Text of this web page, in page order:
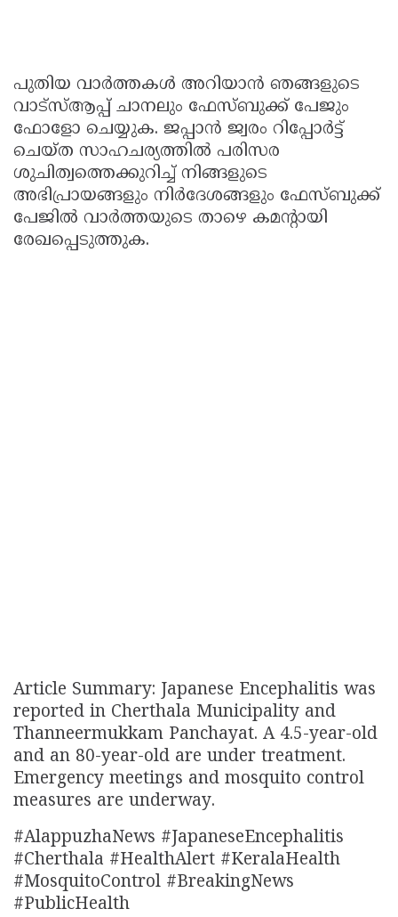
പുതിയ വാർത്തകൾ അറിയാൻ ഞങ്ങളുടെ
വാട്സ്ആപ്പ് ചാനലും ഫേസ്ബുക്ക് പേജും
ഫോളോ ചെയ്യുക. ജപ്പാൻ ജ്വരം റിപ്പോർട്ട്
ചെയ്ത സാഹചര്യത്തിൽ പരിസര
ശുചിത്വത്തെക്കുറിച്ച് നിങ്ങളുടെ
അഭിപ്രായങ്ങളും നിർദേശങ്ങളും ഫേസ്ബുക്ക്
പേജില്‍ വാര്‍ത്തയുടെ താഴെ കമന്റായി
രേഖപ്പെടുത്തുക.
Article Summary: Japanese Encephalitis was
reported in Cherthala Municipality and
Thanneermukkam Panchayat. A 4.5-year-old
and an 80-year-old are under treatment.
Emergency meetings and mosquito control
measures are underway.
#AlappuzhaNews #JapaneseEncephalitis
#Cherthala #HealthAlert #KeralaHealth
#MosquitoControl #BreakingNews
#PublicHealth